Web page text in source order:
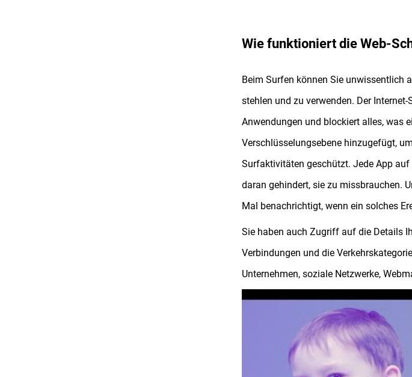
Wie funktioniert die Web-
Beim Surfen können Sie unwissentlich
stehlen und zu verwenden. Der
Anwendungen und blockiert alles, was
Verschlüsselungsebene hinzugefügt,
Surfaktivitäten geschützt. Jede App
daran gehindert, sie zu missbrauchen.
Mal benachrichtigt, wenn ein solches
Sie haben auch Zugriff auf die Details
Verbindungen und die
Unternehmen, soziale Netzwerke,